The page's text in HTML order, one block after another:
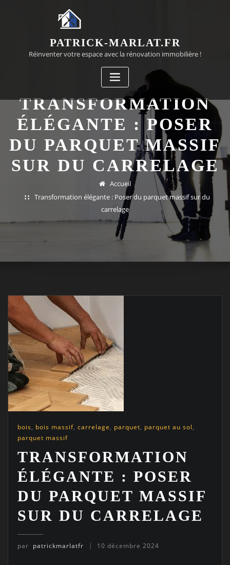
PATRICK-MARLAT.FR
Réinventer votre espace avec la rénovation immobilière !
TRANSFORMATION
ÉLÉGANTE : POSER
DU PARQUET MASSIF
SUR DU CARRELAGE
Accueil
Transformation élégante : Poser du parquet massif sur du
carrelage
bois, bois massif, carrelage, parquet, parquet au sol,
parquet massif
TRANSFORMATION
ÉLÉGANTE : POSER
DU PARQUET MASSIF
SUR DU CARRELAGE
par patrickmarlatfr 10 décembre 2024